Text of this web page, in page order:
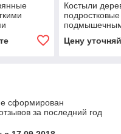
с
Костыли
накладками
УПС
Цену
сформирован
за последний год